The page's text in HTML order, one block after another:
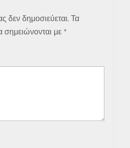
δεν δημοσιεύεται. Τα
σημειώνονται με *